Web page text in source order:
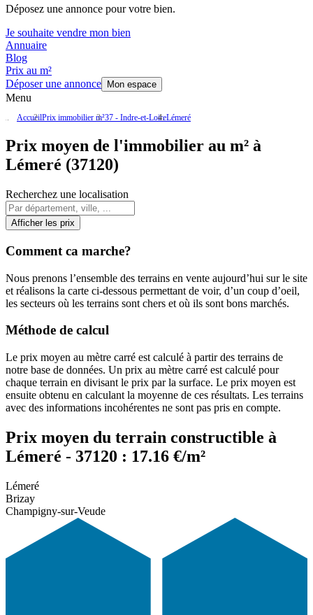
Déposez une annonce pour votre bien.
Je souhaite vendre mon bien
Annuaire
Blog
Prix au m²
Déposer une annonce
Mon espace
Menu
AccueilPrix immobilier m²37 - Indre-et-LoireLémeré
Prix moyen de l'immobilier au m² à
Lémeré (37120)
Recherchez une localisation
Afficher les prix
Comment ca marche?
Nous prenons l’ensemble des terrains en vente aujourd’hui sur le site
et réalisons la carte ci-dessous permettant de voir, d’un coup d’oeil,
les secteurs où les terrains sont chers et où ils sont bons marchés.
Méthode de calcul
Le prix moyen au mètre carré est calculé à partir des terrains de
notre base de données. Un prix au mètre carré est calculé pour
chaque terrain en divisant le prix par la surface. Le prix moyen est
ensuite obtenu en calculant la moyenne de ces résultats. Les terrains
avec des informations incohérentes ne sont pas pris en compte.
Prix moyen du terrain constructible à
Lémeré - 37120 : 17.16 €/m²
Lémeré
Brizay
Champigny-sur-Veude